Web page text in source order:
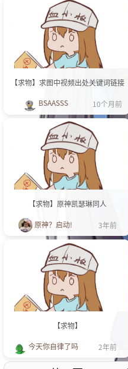
【求物】求图中视频出处关键词链接
BSAASSS 10个月前
【求物】原神凯瑟琳同人
原神？启动! 3年前
【求物】
今天你自律了吗 2年前